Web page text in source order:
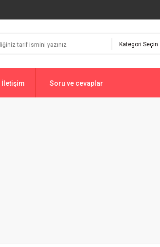
İletişim Soru ve cevaplar